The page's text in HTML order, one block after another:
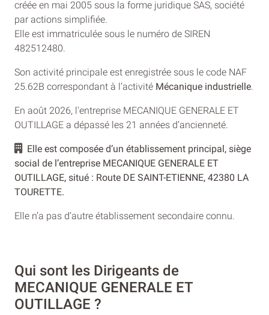
créée en mai 2005 sous la forme juridique SAS, société
par actions simplifiée.
Elle est immatriculée sous le numéro de SIREN
482512480.
Son activité principale est enregistrée sous le code NAF
25.62B correspondant à l’activité Mécanique industrielle
En août 2026, l'entreprise MECANIQUE GENERALE ET
OUTILLAGE a dépassé les 21 années d’ancienneté.
Elle est composée d’un établissement principal, siège
social de l’entreprise MECANIQUE GENERALE ET
OUTILLAGE, situé : Route DE SAINT-ETIENNE, 42380 LA
TOURETTE.
Elle n’a pas d’autre établissement secondaire connu.
Qui sont les Dirigeants de
MECANIQUE GENERALE ET
OUTILLAGE ?